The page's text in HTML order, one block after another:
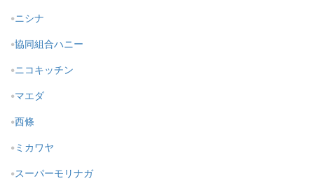
ニシナ
協同組合ハニー
ニコキッチン
マエダ
西條
ミカワヤ
スーパーモリナガ